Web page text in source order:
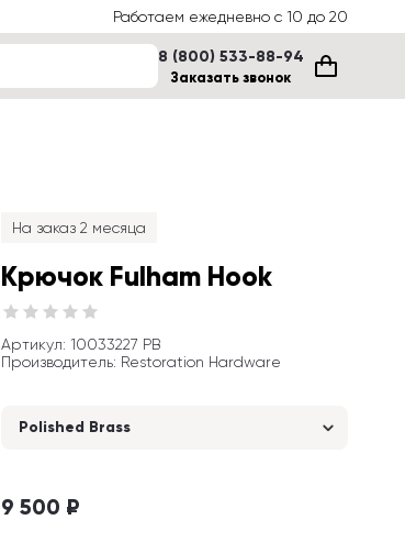
Работаем ежедневно с 10 до 20
8 (800) 533-88-94
Заказать звонок
На заказ 2 месяца
Крючок Fulham Hook
Артикул: 10033227 PB
Производитель: Restoration Hardware
Polished Brass
9 500 ₽